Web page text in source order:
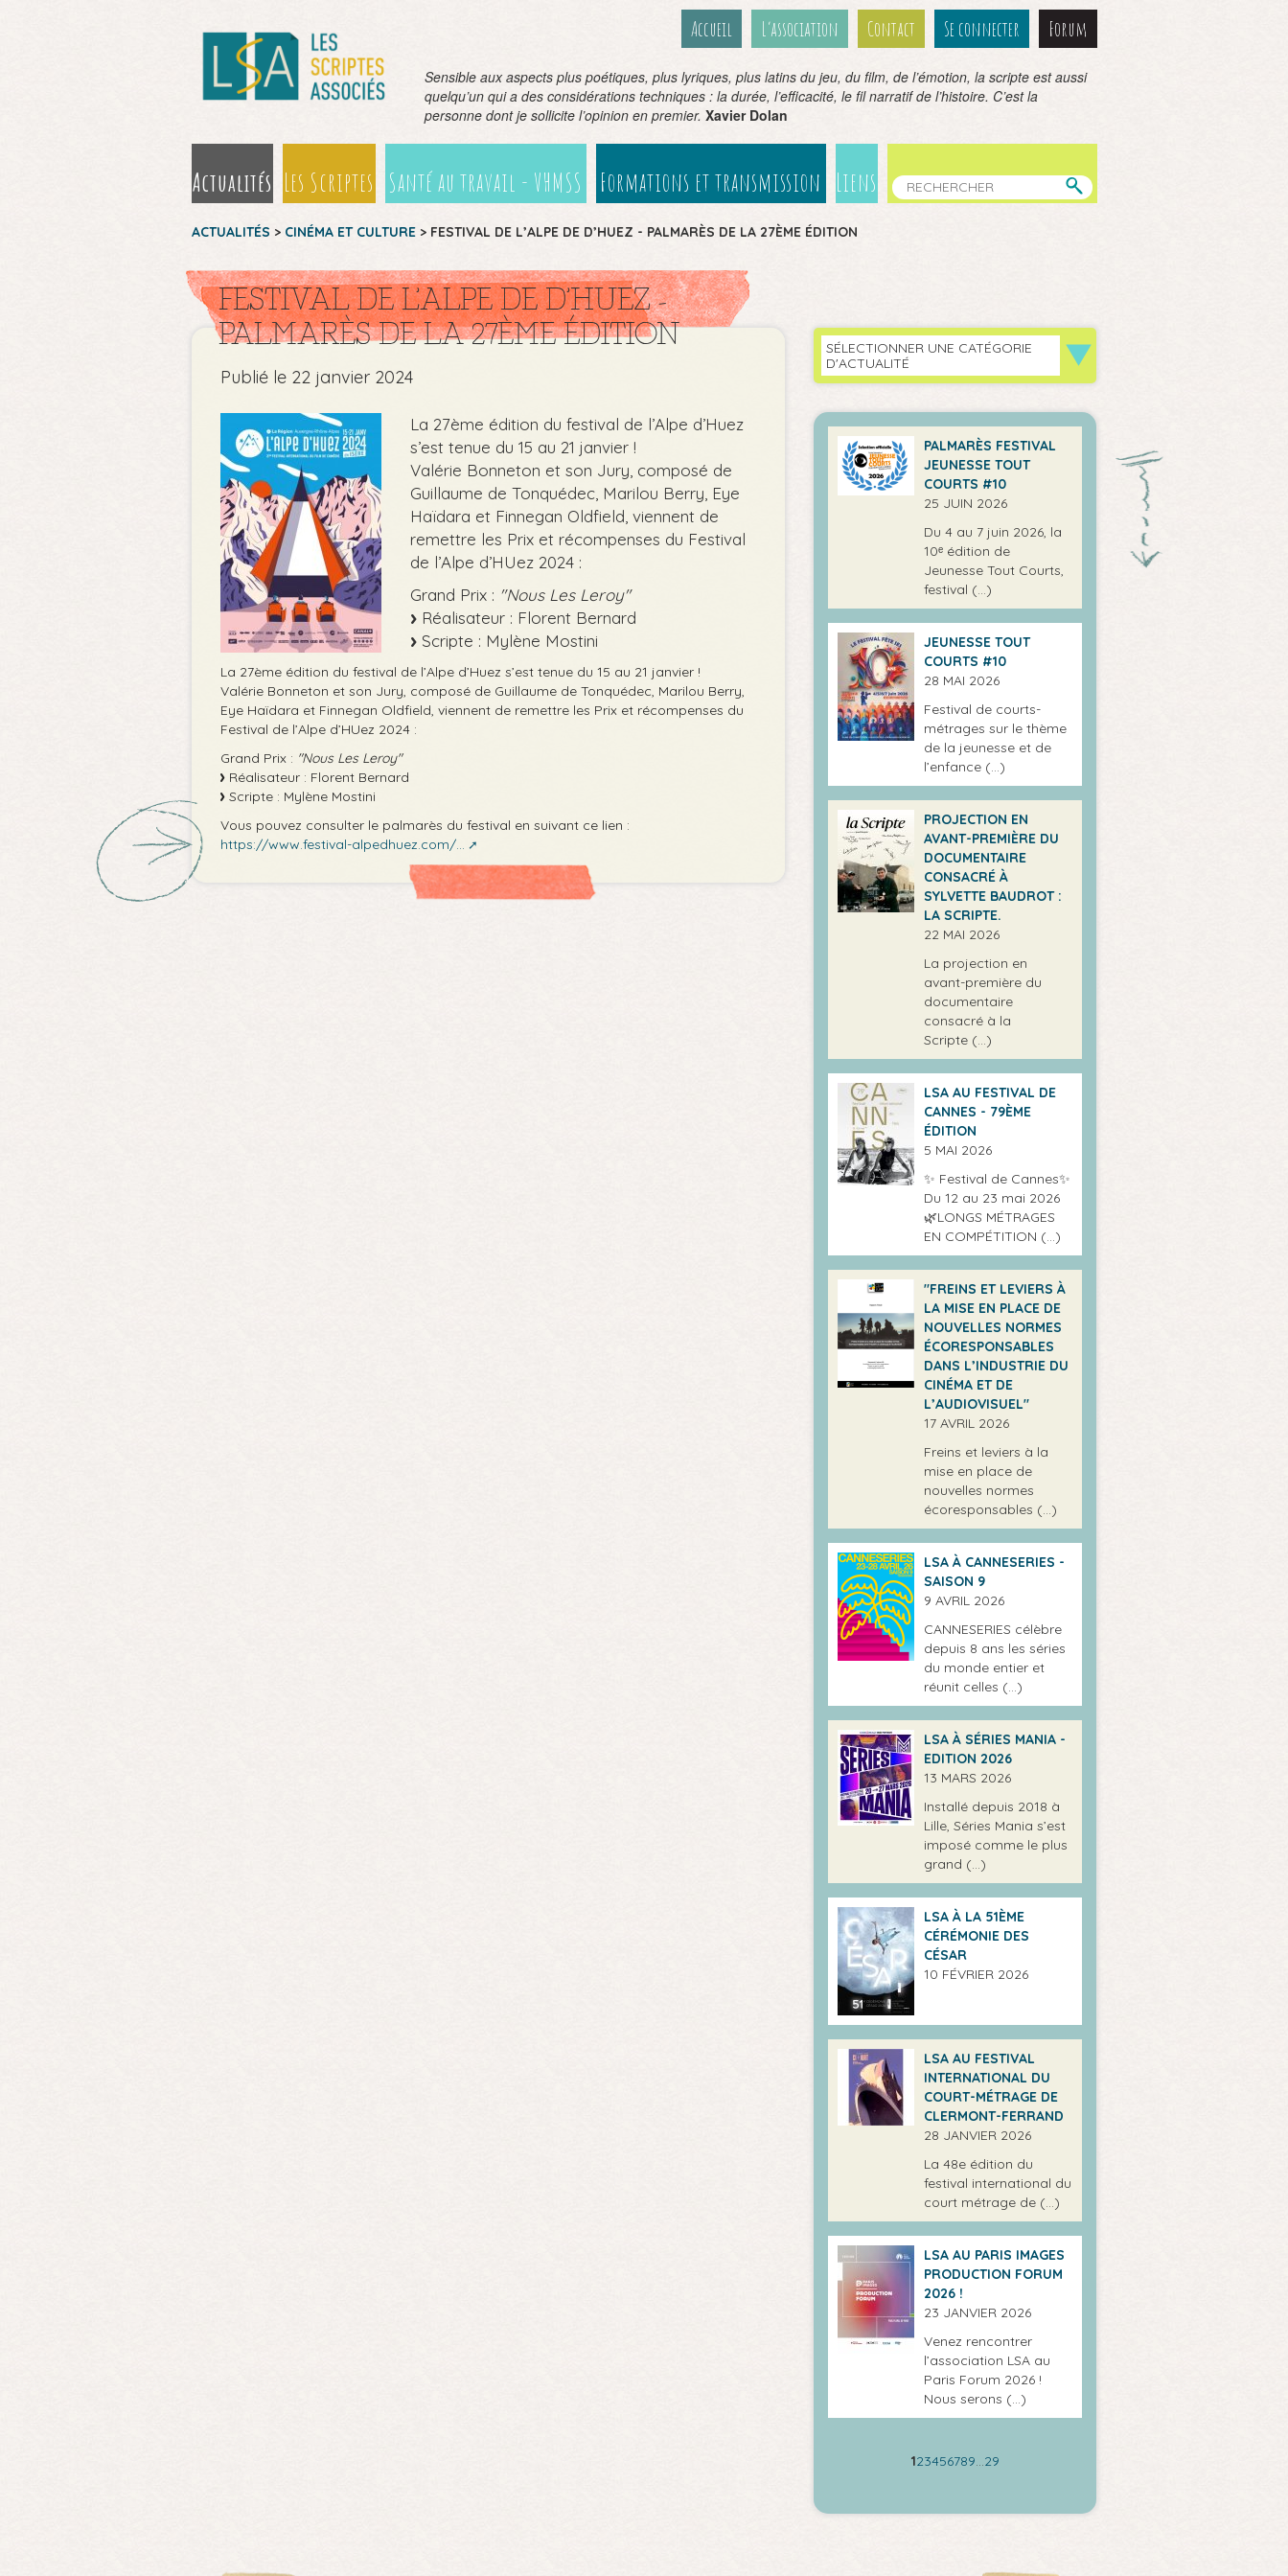
Accueil L’association Contact Se connecter Forum
Sensible aux aspects plus poétiques, plus lyriques, plus latins du jeu, du film, de l’émotion, la scripte est aussi
quelqu’un qui a des considérations techniques : la durée, l’efficacité, le fil narratif de l’histoire. C’est la
personne dont je sollicite l’opinion en premier. Xavier Dolan
Actualités Les Scriptes Santé au travail - VHMSS Formations et transmission Liens
ACTUALITÉS > CINÉMA ET CULTURE> FESTIVAL DE L’ALPE DE D’HUEZ - PALMARÈS DE LA 27ÈME ÉDITION
FESTIVAL DE L’ALPE DE D’HUEZ -
PALMARÈS DE LA 27ÈME ÉDITION
Publié le 22 janvier 2024
La 27ème édition du festival de l’Alpe d’Huez
s’est tenue du 15 au 21 janvier !
Valérie Bonneton et son Jury, composé de
Guillaume de Tonquédec, Marilou Berry, Eye
Haïdara et Finnegan Oldfield, viennent de
remettre les Prix et récompenses du Festival
de l’Alpe d’HUez 2024 :
Grand Prix : "Nous Les Leroy"
Réalisateur : Florent Bernard
Scripte : Mylène Mostini
La 27ème édition du festival de l’Alpe d’Huez s’est tenue du 15 au 21 janvier !
Valérie Bonneton et son Jury, composé de Guillaume de Tonquédec, Marilou Berry,
Eye Haïdara et Finnegan Oldfield, viennent de remettre les Prix et récompenses du
Festival de l’Alpe d’HUez 2024 :
Grand Prix : "Nous Les Leroy"
Réalisateur : Florent Bernard
Scripte : Mylène Mostini
Vous pouvez consulter le palmarès du festival en suivant ce lien :
https://www.festival-alpedhuez.com/...
SÉLECTIONNER UNE CATÉGORIE
D'ACTUALITÉ
PALMARÈS FESTIVAL
JEUNESSE TOUT
COURTS #10
25 JUIN 2026
Du 4 au 7 juin 2026, la
10ᵉ édition de
Jeunesse Tout Courts,
festival (…)
JEUNESSE TOUT
COURTS #10
28 MAI 2026
Festival de courts-
métrages sur le thème
de la jeunesse et de
l’enfance (…)
PROJECTION EN
AVANT-PREMIÈRE DU
DOCUMENTAIRE
CONSACRÉ À
SYLVETTE BAUDROT :
LA SCRIPTE.
22 MAI 2026
La projection en
avant-première du
documentaire
consacré à la
Scripte (…)
LSA AU FESTIVAL DE
CANNES - 79ÈME
ÉDITION
5 MAI 2026
✨ Festival de Cannes✨
Du 12 au 23 mai 2026
🌿LONGS MÉTRAGES
EN COMPÉTITION (…)
"FREINS ET LEVIERS À
LA MISE EN PLACE DE
NOUVELLES NORMES
ÉCORESPONSABLES
DANS L’INDUSTRIE DU
CINÉMA ET DE
L’AUDIOVISUEL"
17 AVRIL 2026
Freins et leviers à la
mise en place de
nouvelles normes
écoresponsables (…)
LSA À CANNESERIES -
SAISON 9
9 AVRIL 2026
CANNESERIES célèbre
depuis 8 ans les séries
du monde entier et
réunit celles (…)
LSA À SÉRIES MANIA -
EDITION 2026
13 MARS 2026
Installé depuis 2018 à
Lille, Séries Mania s’est
imposé comme le plus
grand (…)
LSA À LA 51ÈME
CÉRÉMONIE DES
CÉSAR
10 FÉVRIER 2026
LSA AU FESTIVAL
INTERNATIONAL DU
COURT-MÉTRAGE DE
CLERMONT-FERRAND
28 JANVIER 2026
La 48e édition du
festival international du
court métrage de (…)
LSA AU PARIS IMAGES
PRODUCTION FORUM
2026 !
23 JANVIER 2026
Venez rencontrer
l’association LSA au
Paris Forum 2026 !
Nous serons (…)
123456789…29